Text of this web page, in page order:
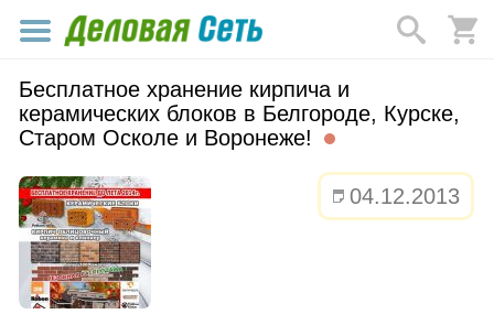
Бесплатное хранение кирпича и
керамических блоков в Белгороде, Курске,
Старом Осколе и Воронеже!
04.12.2013